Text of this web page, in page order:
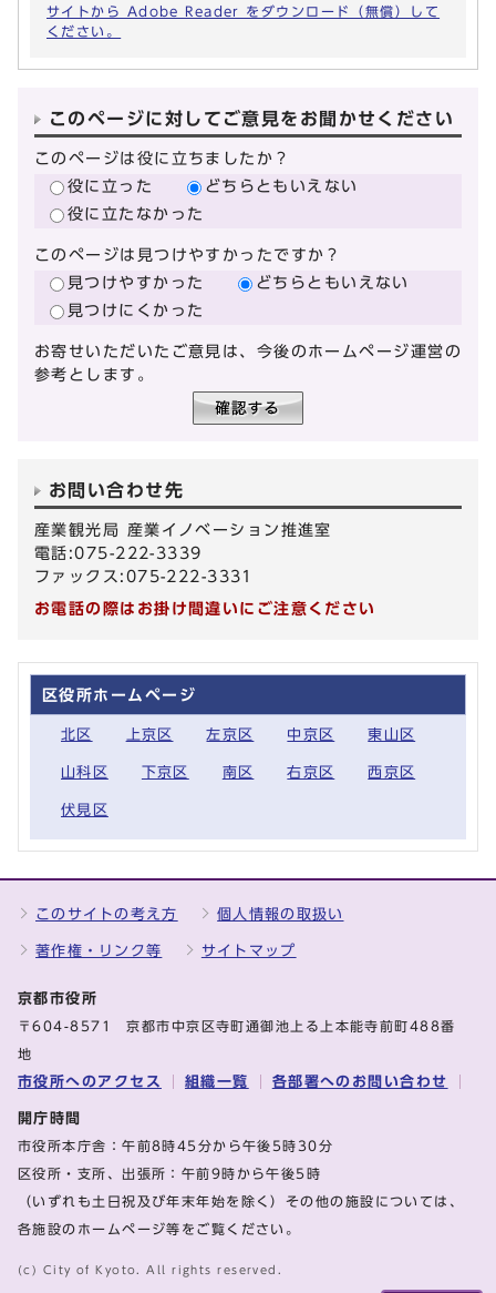
サイトから Adobe Reader をダウンロード（無償）して
ください。
このページに対してご意見をお聞かせください
このページは役に立ちましたか？
役に立った
どちらともいえない
役に立たなかった
このページは見つけやすかったですか？
見つけやすかった
どちらともいえない
見つけにくかった
お寄せいただいたご意見は、今後のホームページ運営の
参考とします。
お問い合わせ先
産業観光局 産業イノベーション推進室
電話:075-222-3339
ファックス:075-222-3331
お電話の際はお掛け間違いにご注意ください
区役所ホームページ
北区 上京区 左京区 中京区 東山区
山科区 下京区 南区 右京区 西京区
伏見区
このサイトの考え方 個人情報の取扱い
著作権・リンク等 サイトマップ
京都市役所
〒604-8571 京都市中京区寺町通御池上る上本能寺前町488番
地
市役所へのアクセス 組織一覧 各部署へのお問い合わせ
開庁時間
市役所本庁舎：午前8時45分から午後5時30分
区役所・支所、出張所：午前9時から午後5時
（いずれも土日祝及び年末年始を除く）その他の施設については、
各施設のホームページ等をご覧ください。
(c) City of Kyoto. All rights reserved.